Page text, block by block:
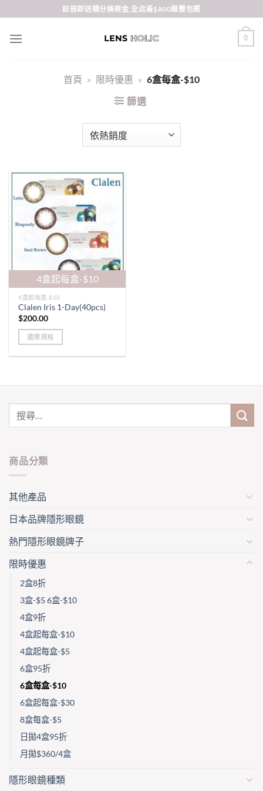
to
content
註冊即送積分換現金,全店滿$800順豐包郵
0
首頁 » 限時優惠 » 6盒每盒-$10
篩選
4盒起每盒-$10
4盒起每盒-$10
Clalen Iris 1-Day(40pcs)
$200.00
選擇規格
The
chosen
on
product
商品分類
其他產品
日本品牌隱形眼鏡
熱門隱形眼鏡牌子
限時優惠
2盒8折
3盒-$5 6盒-$10
4盒9折
4盒起每盒-$10
4盒起每盒-$5
6盒95折
6盒每盒-$10
6盒起每盒-$30
8盒每盒-$5
日拋4盒95折
月拋$360/4盒
隱形眼鏡種類